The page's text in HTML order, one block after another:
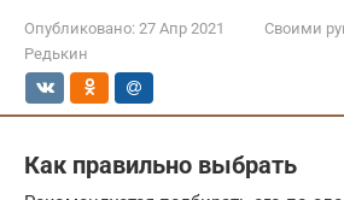
Опубликовано: 27 Апр 2021 Своими
Редькин
Как правильно выбрать